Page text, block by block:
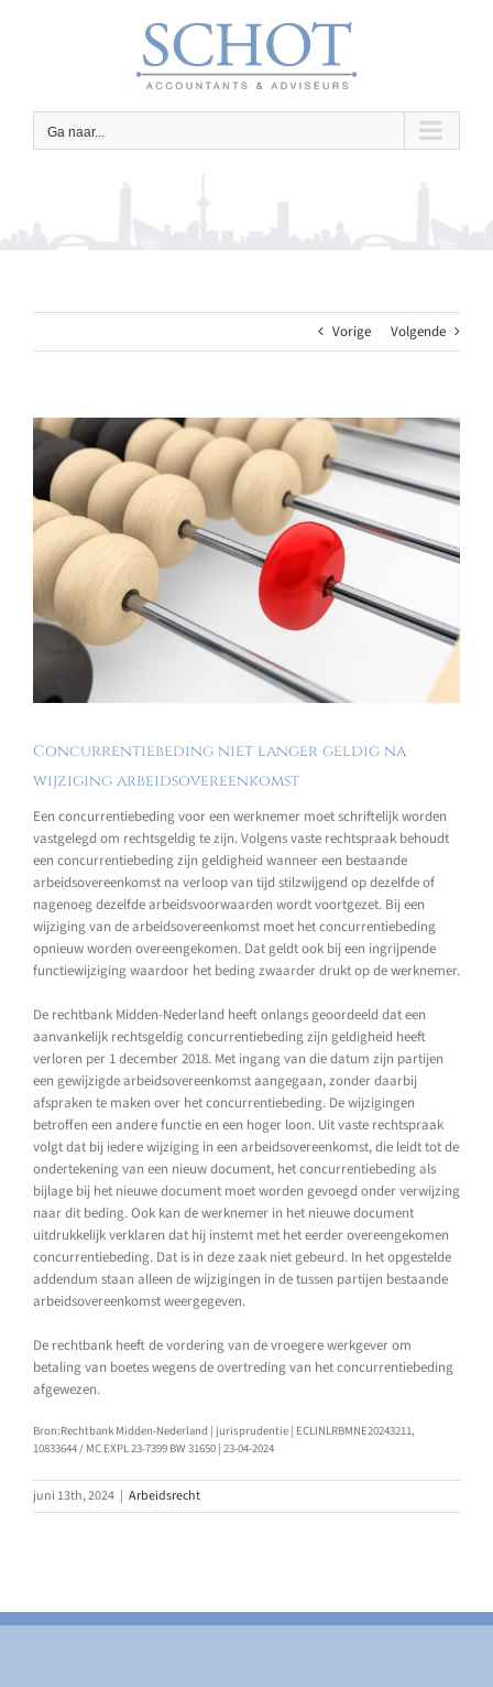
Ga naar...
Vorige Volgende
Bekijk
grotere
afbeelding
Concurrentiebeding niet langer geldig na
wijziging arbeidsovereenkomst
Een concurrentiebeding voor een werknemer moet schriftelijk worden
vastgelegd om rechtsgeldig te zijn. Volgens vaste rechtspraak behoudt
een concurrentiebeding zijn geldigheid wanneer een bestaande
arbeidsovereenkomst na verloop van tijd stilzwijgend op dezelfde of
nagenoeg dezelfde arbeidsvoorwaarden wordt voortgezet. Bij een
wijziging van de arbeidsovereenkomst moet het concurrentiebeding
opnieuw worden overeengekomen. Dat geldt ook bij een ingrijpende
functiewijziging waardoor het beding zwaarder drukt op de werknemer.
De rechtbank Midden-Nederland heeft onlangs geoordeeld dat een
aanvankelijk rechtsgeldig concurrentiebeding zijn geldigheid heeft
verloren per 1 december 2018. Met ingang van die datum zijn partijen
een gewijzigde arbeidsovereenkomst aangegaan, zonder daarbij
afspraken te maken over het concurrentiebeding. De wijzigingen
betroffen een andere functie en een hoger loon. Uit vaste rechtspraak
volgt dat bij iedere wijziging in een arbeidsovereenkomst, die leidt tot de
ondertekening van een nieuw document, het concurrentiebeding als
bijlage bij het nieuwe document moet worden gevoegd onder verwijzing
naar dit beding. Ook kan de werknemer in het nieuwe document
uitdrukkelijk verklaren dat hij instemt met het eerder overeengekomen
concurrentiebeding. Dat is in deze zaak niet gebeurd. In het opgestelde
addendum staan alleen de wijzigingen in de tussen partijen bestaande
arbeidsovereenkomst weergegeven.
De rechtbank heeft de vordering van de vroegere werkgever om
betaling van boetes wegens de overtreding van het concurrentiebeding
afgewezen.
Bron:Rechtbank Midden-Nederland | jurisprudentie | ECLINLRBMNE20243211,
10833644 / MC EXPL 23-7399 BW 31650 | 23-04-2024
juni 13th, 2024 | Arbeidsrecht